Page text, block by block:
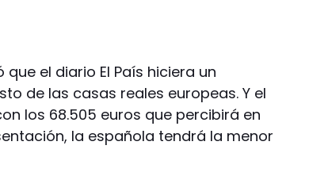
el diario El País hiciera un
de las casas reales europeas. Y el
los 68.505 euros que percibirá en
la española tendrá la menor